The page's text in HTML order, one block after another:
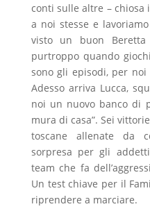
conti sulle altre – chiosa
a noi stesse e
visto un buon
purtroppo quando
sono gli episodi, per noi
Adesso arriva Lucca,
noi un nuovo banco di
mura di casa”. Sei
toscane allenate da
sorpresa per gli
team che fa
Un test chiave per il
riprendere a marciare.